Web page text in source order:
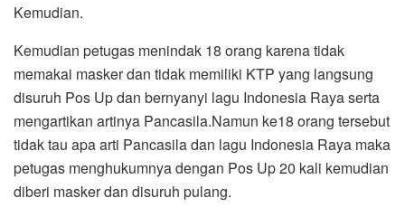
Kemudian.
Kemudian petugas menindak 18 orang karena tidak
memakai masker dan tidak memiliki KTP yang langsung
disuruh Pos Up dan bernyanyi lagu Indonesia Raya serta
mengartikan artinya Pancasila.Namun ke18 orang tersebut
tidak tau apa arti Pancasila dan lagu Indonesia Raya maka
petugas menghukumnya dengan Pos Up 20 kali kemudian
diberi masker dan disuruh pulang.